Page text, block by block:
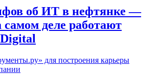
об ИТ в нефтянке —
самом деле работают